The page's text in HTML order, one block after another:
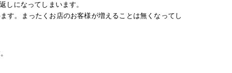
になってしまいます。
す。まったくお店のお客様が増えることは無くなってし